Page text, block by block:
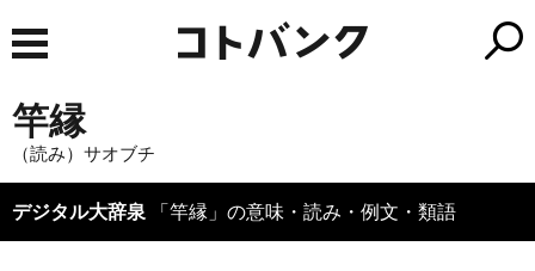
竿縁
（読み）サオブチ
デジタル大辞泉 「竿縁」の意味・読み・例文・類語